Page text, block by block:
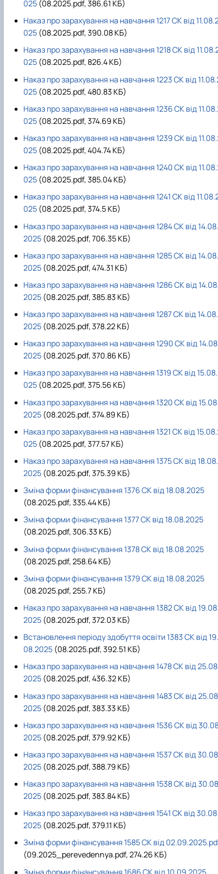
025 (08.2025.pdf, 386.61 КБ)
Наказ про зарахування на навчання 1217 СК від
025 (08.2025.pdf, 390.08 КБ)
Наказ про зарахування на навчання 1218 СК від
025 (08.2025.pdf, 826.4 КБ)
Наказ про зарахування на навчання 1223 СК від
025 (08.2025.pdf, 480.83 КБ)
Наказ про зарахування на навчання 1236 СК від
025 (08.2025.pdf, 374.69 КБ)
Наказ про зарахування на навчання 1239 СК від
025 (08.2025.pdf, 404.74 КБ)
Наказ про зарахування на навчання 1240 СК від
025 (08.2025.pdf, 385.04 КБ)
Наказ про зарахування на навчання 1241 СК від
025 (08.2025.pdf, 374.5 КБ)
Наказ про зарахування на навчання 1284 СК від 14.08.
2025 (08.2025.pdf, 706.35 КБ)
Наказ про зарахування на навчання 1285 СК від 14.08.
2025 (08.2025.pdf, 474.31 КБ)
Наказ про зарахування на навчання 1286 СК від
2025 (08.2025.pdf, 385.83 КБ)
Наказ про зарахування на навчання 1287 СК від 14.08.
2025 (08.2025.pdf, 378.22 КБ)
Наказ про зарахування на навчання 1290 СК від
2025 (08.2025.pdf, 370.86 КБ)
Наказ про зарахування на навчання 1319 СК від
025 (08.2025.pdf, 375.56 КБ)
Наказ про зарахування на навчання 1320 СК від
2025 (08.2025.pdf, 374.89 КБ)
Наказ про зарахування на навчання 1321 СК від
025 (08.2025.pdf, 377.57 КБ)
Наказ про зарахування на навчання 1375 СК від 18.08.
2025 (08.2025.pdf, 375.39 КБ)
Зміна форми фінансування 1376 СК від 18.08.2025
(08.2025.pdf, 335.44 КБ)
Зміна форми фінансування 1377 СК від 18.08.2025
(08.2025.pdf, 306.33 КБ)
Зміна форми фінансування 1378 СК від 18.08.2025
(08.2025.pdf, 258.64 КБ)
Зміна форми фінансування 1379 СК від 18.08.2025
(08.2025.pdf, 255.7 КБ)
Наказ про зарахування на навчання 1382 СК від
2025 (08.2025.pdf, 372.03 КБ)
Встановлення періоду здобуття освіти 1383 СК від 19.
08.2025 (08.2025.pdf, 392.51 КБ)
Наказ про зарахування на навчання 1478 СК від
2025 (08.2025.pdf, 436.32 КБ)
Наказ про зарахування на навчання 1483 СК від
2025 (08.2025.pdf, 383.33 КБ)
Наказ про зарахування на навчання 1536 СК від
2025 (08.2025.pdf, 379.92 КБ)
Наказ про зарахування на навчання 1537 СК від
2025 (08.2025.pdf, 388.79 КБ)
Наказ про зарахування на навчання 1538 СК від
2025 (08.2025.pdf, 383.84 КБ)
Наказ про зарахування на навчання 1541 СК від
2025 (08.2025.pdf, 379.11 КБ)
Зміна форми фінансування 1585 СК від
(09.2025_perevedennya.pdf, 274.26 КБ)